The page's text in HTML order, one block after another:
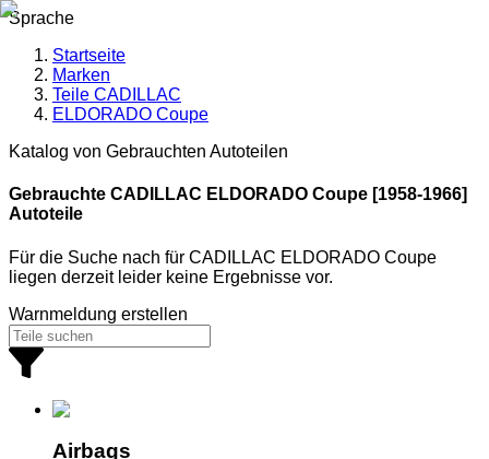
Sprache
Startseite
Marken
Teile CADILLAC
ELDORADO Coupe
Katalog von Gebrauchten Autoteilen
Gebrauchte CADILLAC ELDORADO Coupe [1958-1966]
Autoteile
Für die Suche nach für CADILLAC ELDORADO Coupe
liegen derzeit leider keine Ergebnisse vor.
Warnmeldung erstellen
Airbags